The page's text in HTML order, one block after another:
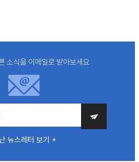
소식을 이메일로 받아보세요
뉴스레터 보기 +